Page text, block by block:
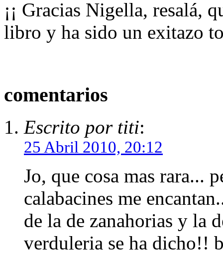
¡¡ Gracias Nigella, resalá,
libro y ha sido un exitazo
comentarios
Escrito por titi:
25 Abril 2010, 20:12
Jo, que cosa mas rara...
calabacines me
de la de zanahorias y la
verduleria se ha dicho!!